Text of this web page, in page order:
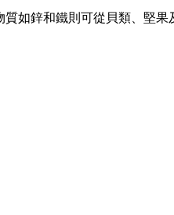
如鋅和鐵則可從貝類、堅果